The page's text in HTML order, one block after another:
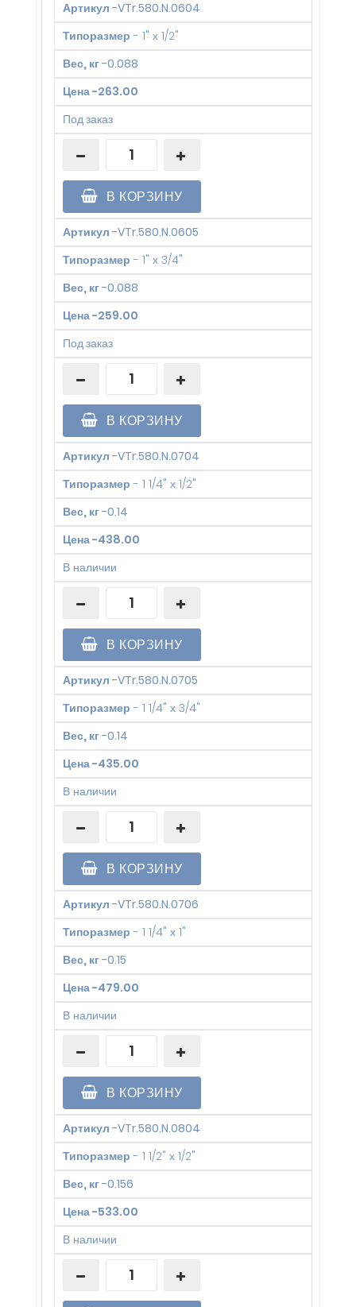
Артикул -VTr.580.N.0604
Типоразмер - 1" х 1/2"
Вес, кг-0.088
Цена-263.00
Под заказ
В КОРЗИНУ
Артикул -VTr.580.N.0605
Типоразмер - 1" х 3/4"
Вес, кг-0.088
Цена-259.00
Под заказ
В КОРЗИНУ
Артикул -VTr.580.N.0704
Типоразмер - 1 1/4" х 1/2"
Вес, кг-0.14
Цена-438.00
В наличии
В КОРЗИНУ
Артикул -VTr.580.N.0705
Типоразмер - 1 1/4" х 3/4"
Вес, кг-0.14
Цена-435.00
В наличии
В КОРЗИНУ
Артикул -VTr.580.N.0706
Типоразмер - 1 1/4" х 1"
Вес, кг-0.15
Цена-479.00
В наличии
В КОРЗИНУ
Артикул -VTr.580.N.0804
Типоразмер - 1 1/2" х 1/2"
Вес, кг-0.156
Цена-533.00
В наличии